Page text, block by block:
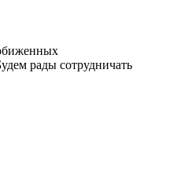
рады сотрудничать